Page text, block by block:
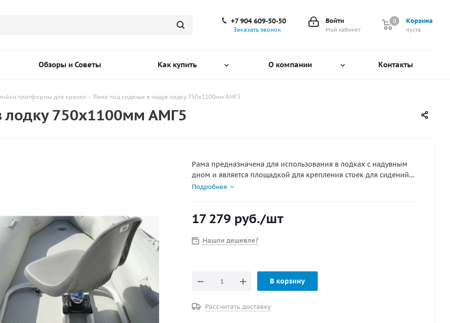
Корзина
0
пуста
0
Войти
Мой кабинет
+7 904 609-50-50
Заказать звонок
Обзоры и Советы Как купить О компании Контакты
платформы для кресел - Рама под сиденье в надув лодку 750х1100мм АМГ5
лодку 750х1100мм АМГ5
Рама предназначена для использования в лодках с надувным
дном и является площадкой для крепления стоек для сидений
(С12573, С12574).
Изготовлена из алюминия. Примерный вес 4 кг
Подробнее
17 279 руб./шт
Нашли дешевле?
В корзину
Рассчитать доставку